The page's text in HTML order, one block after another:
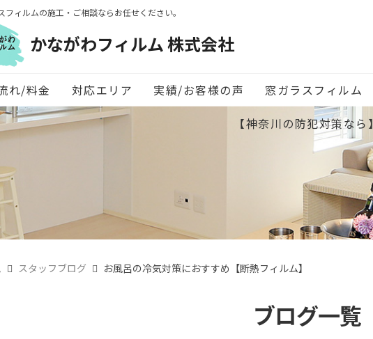
フィルムの施工・ご相談ならお任せください。
かながわフィルム 株式会社
れ/料金 対応エリア 実績/お客様の声 窓ガラスフィルム
【神奈川の防犯対策なら】
スタッフブログ お風呂の冷気対策におすすめ【断熱フィルム】
ブログ一覧